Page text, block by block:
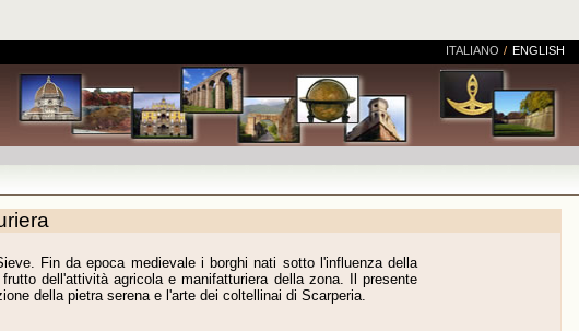
ITALIANO / ENGLISH
Fin da epoca medievale i borghi nati sotto l'influenza della
dell'attività agricola e manifatturiera della zona. Il presente
della pietra serena e l'arte dei coltellinai di Scarperia.